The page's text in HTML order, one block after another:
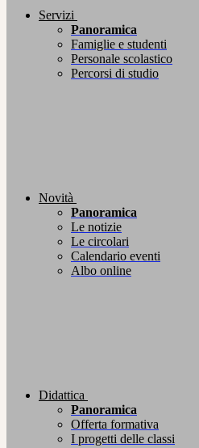
Servizi
Panoramica
Famiglie e studenti
Personale scolastico
Percorsi di studio
Novità
Panoramica
Le notizie
Le circolari
Calendario eventi
Albo online
Didattica
Panoramica
Offerta formativa
I progetti delle classi